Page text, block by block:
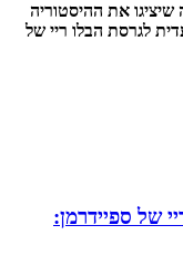
את ההיסטוריה
לגרסת הבלו ריי של
של ספיידרמן: